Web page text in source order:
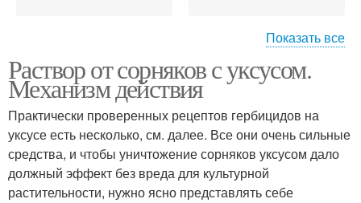
Соль от сорняков Уксусный раствор
Соли на сорняки Средство от сорняков
Показать все
Раствор от сорняков с уксусом.
Механизм действия
Практически проверенных рецептов гербицидов на
уксусе есть несколько, см. далее. Все они очень сильные
средства, и чтобы уничтожение сорняков уксусом дало
должный эффект без вреда для культурной
растительности, нужно ясно представлять себе